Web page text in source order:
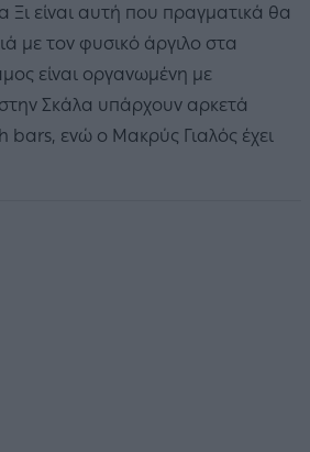
Ξι είναι αυτή που πραγματικά θα
με τον φυσικό άργιλο στα
είναι οργανωμένη με
Σκάλα υπάρχουν αρκετά
bars, ενώ ο Μακρύς Γιαλός έχει